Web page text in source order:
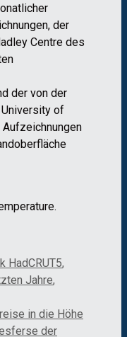
der
Centre des
der von der
University of
HadCRUT5,
Jahre,
in die Höhe
der